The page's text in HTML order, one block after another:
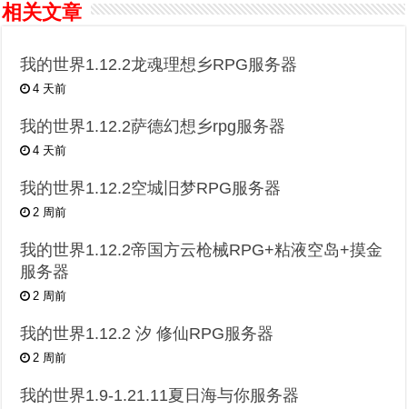
相关文章
我的世界1.12.2龙魂理想乡RPG服务器
4 天前
我的世界1.12.2萨德幻想乡rpg服务器
4 天前
我的世界1.12.2空城旧梦RPG服务器
2 周前
我的世界1.12.2帝国方云枪械RPG+粘液空岛+摸金
服务器
2 周前
我的世界1.12.2 汐 修仙RPG服务器
2 周前
我的世界1.9-1.21.11夏日海与你服务器